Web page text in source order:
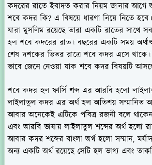
কদরের রাতে ইবাদত করার নিয়ম জানার আগে
শবে কদর কি? এ বিষয়ে ধারণা নিয়ে নিতে
যারা মুসলিম রয়েছে তারা একটি রাতের সাথে
হল শবে কদরের রাত। বছরের একটি সময়
শেষ দশকের ভিতর রাত্রে শবে কদর এসে থাকে।
ভাবে জেনে নেওয়া যাক শবে কদর বিষয়টি
শবে কদর হল ফার্সি শব্দ এর আরবি হলো
লাইলাতুল কদর এর অর্থ হল অতিশয় সম্মানিত
আবার অনেকেই এটিকে পবিত্র রজনী বলে
এবং আরবি ভাষায় লাইলাতুল শব্দের অর্থ হলো
আবার কদর শব্দের বাংলা অর্থ হলো সম্মান,
অন্য একটি অর্থ রয়েছে সেটি হল ভাগ্য এবং